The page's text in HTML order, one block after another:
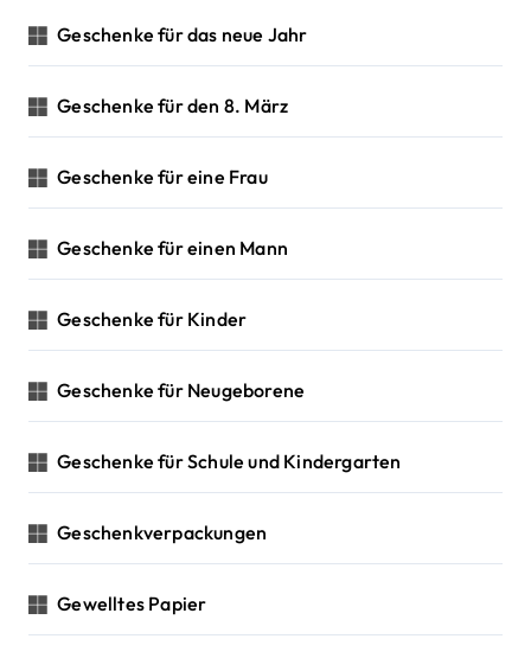
Geschenke für das neue Jahr
Geschenke für den 8. März
Geschenke für eine Frau
Geschenke für einen Mann
Geschenke für Kinder
Geschenke für Neugeborene
Geschenke für Schule und Kindergarten
Geschenkverpackungen
Gewelltes Papier